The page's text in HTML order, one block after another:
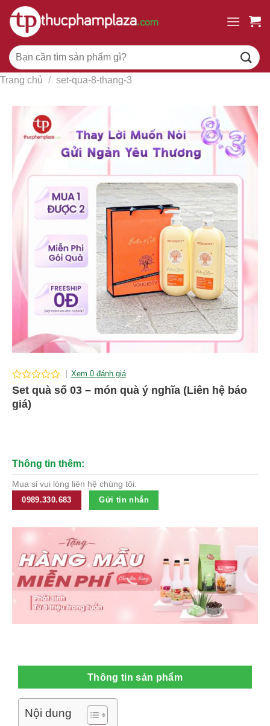
Chuyển
đến
dung
Tìm
kiếm:
Trang chủ / set-qua-8-thang-3
0
out
of
Xem 0 đánh giá
Set quà số 03 – món quà ý nghĩa (Liên hệ báo
giá)
Thông tin thêm:
Mua sỉ vui lòng liên hệ chúng tôi:
0989.330.683
Gửi tin nhắn
Thông tin sản phẩm
Nội dung